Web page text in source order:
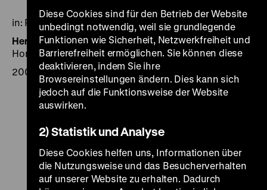
in: Paper Conservation News 102.
Herausgegeben von:Autoren: Hildegard
Homburger/Barbara Korbel
2002, S. 9
Zu
unserer
Instagram
Zu
unserer
YouTube
unserer
Facebook
Zu
unserer
LinkedIn
Zu
Diese Cookies sind für den Betrieb der Website
unbedingt notwendig, weil sie grundlegende
Funktionen wie Sicherheit, Netzwerkfreiheit und
Barrierefreiheit ermöglichen. Sie können diese
deaktivieren, indem Sie ihre
Browsereinstellungen ändern. Dies kann sich
jedoch auf die Funktionsweise der Website
auswirken.
2) Statistik und Analyse
Diese Cookies helfen uns, Informationen über
die Nutzungsweise und das Besucherverhalten
auf unserer Website zu erhalten. Dadurch